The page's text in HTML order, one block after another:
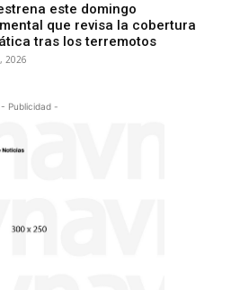
este domingo
que revisa la cobertura
tras los terremotos
2026
- Publicidad -